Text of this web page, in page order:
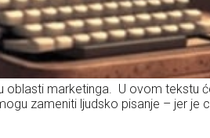
marketinga. U ovom tekstu
zameniti ljudsko pisanje – jer